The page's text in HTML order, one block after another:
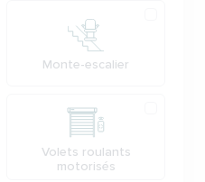
Monte-escalier
Volets roulants
motorisés